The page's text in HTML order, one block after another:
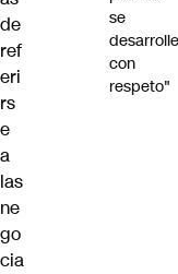
de
ref
eri
rs
e
a
las
ne
go
cia
se
desarrolle
con
respeto"